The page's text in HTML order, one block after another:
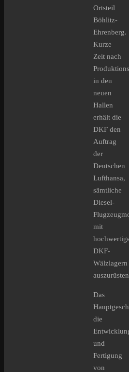
Ortsteil
Böhlitz-
Ehrenberg.
Kurze
Zeit nach
in den
neuen
Hallen
erhält die
DKF den
Auftrag
der
Deutschen
Lufthansa,
sämtliche
Diesel-
mit
DKF-
Wälzlagern
Das
die
und
Fertigung
von